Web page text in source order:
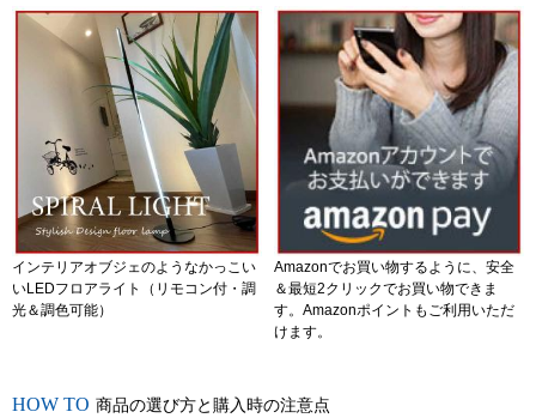
インテリアオブジェのようなかっこい
いLEDフロアライト（リモコン付・調
光＆調色可能）
Amazonでお買い物するように、安全
＆最短2クリックでお買い物できま
す。Amazonポイントもご利用いただ
けます。
商品の選び方と購入時の注意点